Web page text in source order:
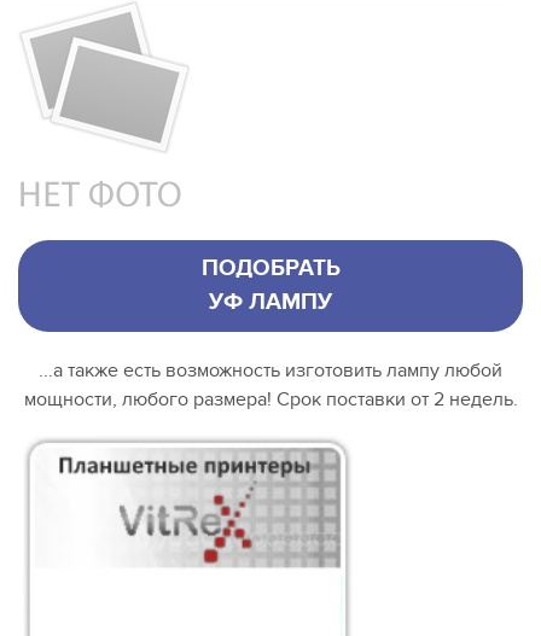
ПОДОБРАТЬ
УФ ЛАМПУ
...а также есть возможность изготовить лампу любой
мощности, любого размера! Срок поставки от 2 недель.